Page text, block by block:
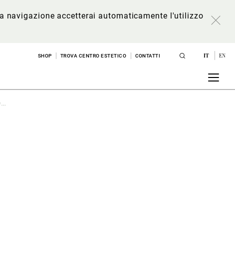
navigazione accetterai automaticamente l'utilizzo
SHOP TROVA CENTRO ESTETICO CONTATTI IT EN